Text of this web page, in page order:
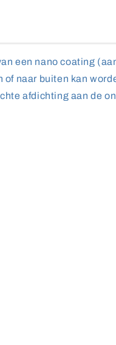
een nano coating
naar buiten kan
afdichting aan de